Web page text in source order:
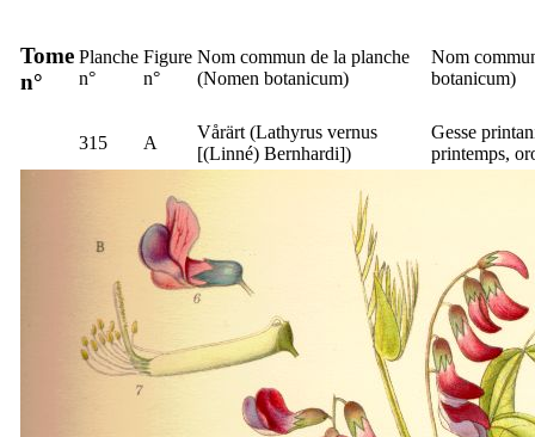
Tome
n°
Planche
n°
Figure
n°
Nom commun de la planche
(Nomen botanicum)
Nom
botanicum)
315 A
Vårärt (Lathyrus vernus
[(Linné) Bernhardi])
Gesse
printemps,